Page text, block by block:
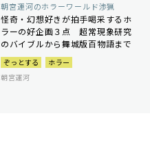
朝宮運河のホラーワールド渉猟
怪奇・幻想好きが拍手喝采するホ
ラーの好企画３点 超常現象研究
のバイブルから舞城版百物語まで
ぞっとする
ホラー
朝宮運河